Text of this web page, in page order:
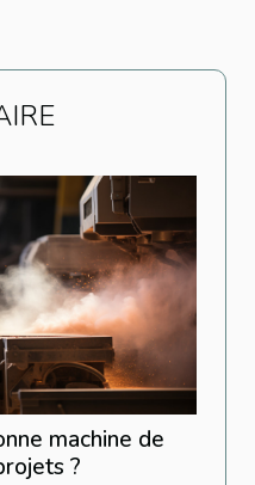
machine de
?